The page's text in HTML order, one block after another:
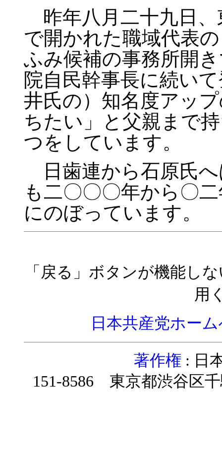
昨年八月二十九日、
で開かれた職域代表
ふみ候補の事務所開
院自民幹事長に続い
井氏の）知名度アッ
ちたい」と父親まで
つをしています。
日歯連から石原氏
も二〇〇〇年から〇
にのぼっています。
「戻る」ボタンが機能し
用
日本共産党ホー
著作権 : 日
151-8586 東京都渋谷区